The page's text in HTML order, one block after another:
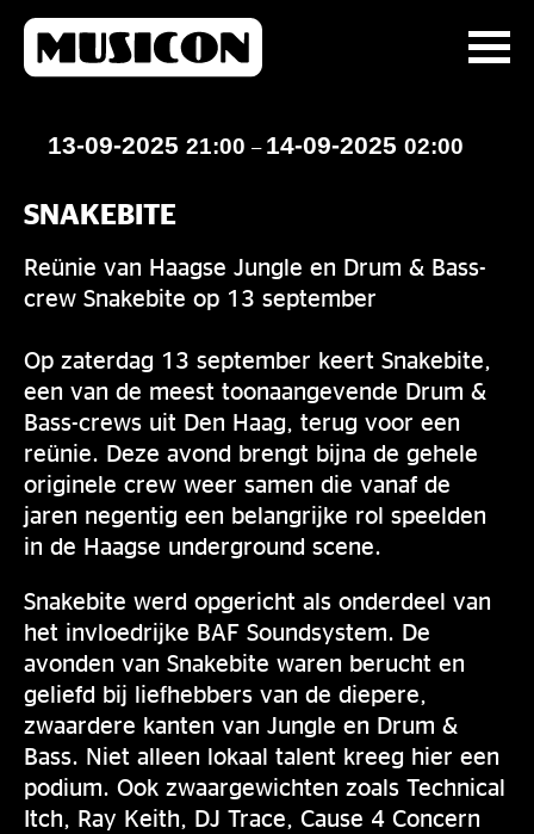
13-09-2025 21:00 – 14-09-2025 02:00
SNAKEBITE
Reünie van Haagse Jungle en Drum & Bass-
crew Snakebite op 13 september
Op zaterdag 13 september keert Snakebite,
een van de meest toonaangevende Drum &
Bass-crews uit Den Haag, terug voor een
reünie. Deze avond brengt bijna de gehele
originele crew weer samen die vanaf de
jaren negentig een belangrijke rol speelden
in de Haagse underground scene.
Snakebite werd opgericht als onderdeel van
het invloedrijke BAF Soundsystem. De
avonden van Snakebite waren berucht en
geliefd bij liefhebbers van de diepere,
zwaardere kanten van Jungle en Drum &
Bass. Niet alleen lokaal talent kreeg hier een
podium. Ook zwaargewichten zoals Technical
Itch, Ray Keith, DJ Trace, Cause 4 Concern